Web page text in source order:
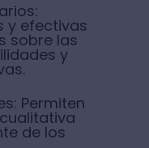
y efectivas
sobre las
y
Permiten
de los